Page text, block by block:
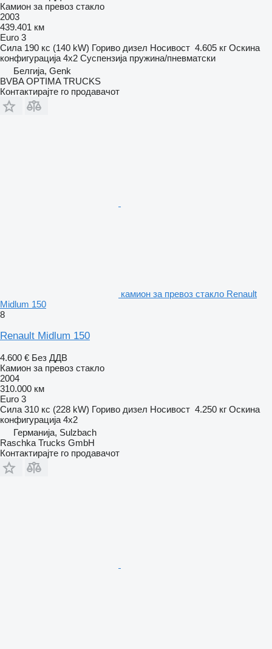
Камион за превоз стакло
2003
439.401 км
Euro 3
Сила 190 кс (140 kW) Гориво дизел Носивост 4.605 кг Оскина
конфигурација 4x2 Суспензија пружина/пневматски
Белгија, Genk
BVBA OPTIMA TRUCKS
Контактирајте го продавачот
камион за превоз стакло Renault
Midlum 150
8
Renault Midlum 150
4.600 € Без ДДВ
Камион за превоз стакло
2004
310.000 км
Euro 3
Сила 310 кс (228 kW) Гориво дизел Носивост 4.250 кг Оскина
конфигурација 4x2
Германија, Sulzbach
Raschka Trucks GmbH
Контактирајте го продавачот